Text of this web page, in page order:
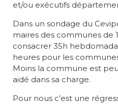
et/ou exécutifs
Dans un sondage du
maires des communes de
consacrer 35h
heures pour les
Moins la commune est
aidé dans sa charge.
Pour nous c’est une